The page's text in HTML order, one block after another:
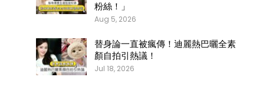
粉絲！」
Aug 5, 2026
替身論一直被瘋傳！迪麗熱巴曬全素
顏自拍引熱議！
Jul 18, 2026